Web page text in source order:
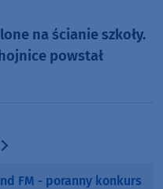
na ścianie szkoły.
powstał
strona
Następna strona
FM - poranny konkurs